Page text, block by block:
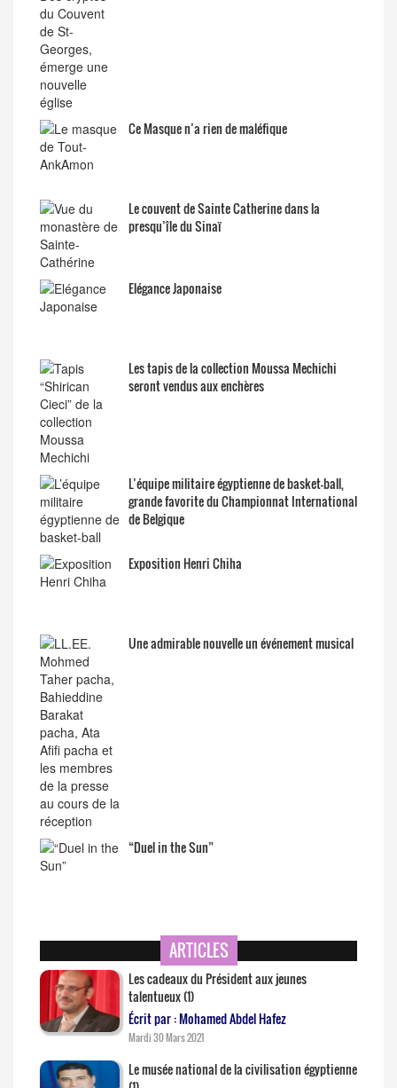
Ce Masque n’a rien de maléfique
Le couvent de Sainte Catherine dans la
presqu’île du Sinaï
Elégance Japonaise
Les tapis de la collection Moussa Mechichi
seront vendus aux enchères
L’équipe militaire égyptienne de basket-ball,
grande favorite du Championnat International
de Belgique
Exposition Henri Chiha
Une admirable nouvelle un événement musical
“Duel in the Sun”
ARTICLES
Les cadeaux du Président aux jeunes
talentueux (1)
Écrit par : Mohamed Abdel Hafez
Mardi 30 Mars 2021
Le musée national de la civilisation égyptienne